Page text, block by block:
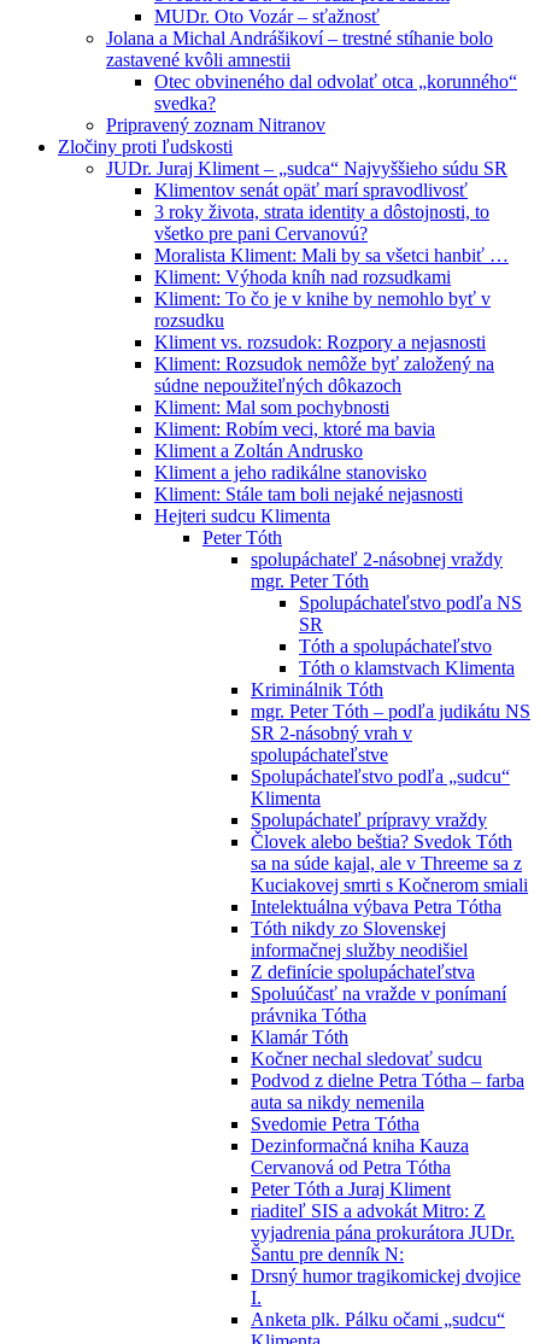
MUDr. Oto Vozár – sťažnosť
Jolana a Michal Andrášikoví – trestné stíhanie bolo
zastavené kvôli amnestii
Otec obvineného dal odvolať otca „korunného“
svedka?
Pripravený zoznam Nitranov
Zločiny proti ľudskosti
JUDr. Juraj Kliment – „sudca“ Najvyššieho súdu SR
Klimentov senát opäť marí spravodlivosť
3 roky života, strata identity a dôstojnosti, to
všetko pre pani Cervanovú?
Moralista Kliment: Mali by sa všetci hanbiť …
Kliment: Výhoda kníh nad rozsudkami
Kliment: To čo je v knihe by nemohlo byť v
rozsudku
Kliment vs. rozsudok: Rozpory a nejasnosti
Kliment: Rozsudok nemôže byť založený na
súdne nepoužiteľných dôkazoch
Kliment: Mal som pochybnosti
Kliment: Robím veci, ktoré ma bavia
Kliment a Zoltán Andrusko
Kliment a jeho radikálne stanovisko
Kliment: Stále tam boli nejaké nejasnosti
Hejteri sudcu Klimenta
Peter Tóth
spolupáchateľ 2-násobnej vraždy
mgr. Peter Tóth
Spolupáchateľstvo podľa NS
SR
Tóth a spolupáchateľstvo
Tóth o klamstvach Klimenta
Kriminálnik Tóth
mgr. Peter Tóth – podľa judikátu NS
SR 2-násobný vrah v
spolupáchateľstve
Spolupáchateľstvo podľa „sudcu“
Klimenta
Spolupáchateľ prípravy vraždy
Človek alebo beštia? Svedok Tóth
sa na súde kajal, ale v Threeme sa z
Kuciakovej smrti s Kočnerom smiali
Intelektuálna výbava Petra Tótha
Tóth nikdy zo Slovenskej
informačnej služby neodišiel
Z definície spolupáchateľstva
Spoluúčasť na vražde v ponímaní
právnika Tótha
Klamár Tóth
Kočner nechal sledovať sudcu
Podvod z dielne Petra Tótha – farba
auta sa nikdy nemenila
Svedomie Petra Tótha
Dezinformačná kniha Kauza
Cervanová od Petra Tótha
Peter Tóth a Juraj Kliment
riaditeľ SIS a advokát Mitro: Z
vyjadrenia pána prokurátora JUDr.
Šantu pre denník N:
Drsný humor tragikomickej dvojice
I.
Anketa plk. Pálku očami „sudcu“